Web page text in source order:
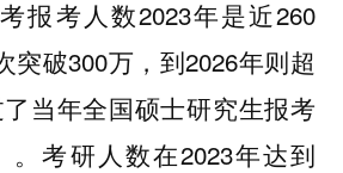
报考人数2023年是近260
突破300万，到2026年则超
当年全国硕士研究生报考
。考研人数在2023年达到